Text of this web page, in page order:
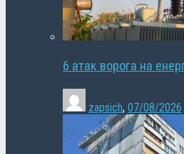
6 атак ворога на
zapsich, 07/08/2026